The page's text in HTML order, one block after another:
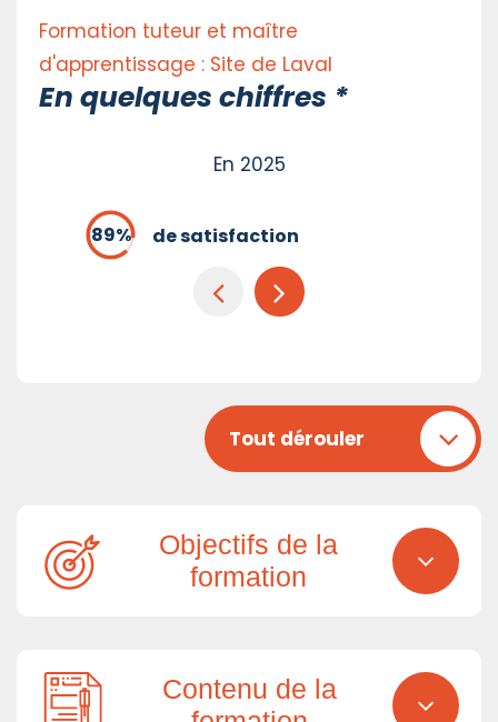
Formation tuteur et maître
d'apprentissage : Site de Laval
En quelques chiffres *
En 2025
de satisfaction
Tout dérouler
Objectifs de la
formation
Contenu de la